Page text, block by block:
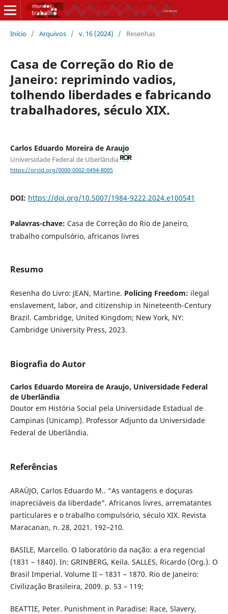
Início / Arquivos / v. 16 (2024) / Resenhas
Casa de Correção do Rio de
Janeiro: reprimindo vadios,
tolhendo liberdades e fabricando
trabalhadores, século XIX.
Carlos Eduardo Moreira de Araujo
Universidade Federal de Uberlândia
https://orcid.org/0000-0002-0494-8005
DOI: https://doi.org/10.5007/1984-9222.2024.e100541
Palavras-chave: Casa de Correção do Rio de Janeiro,
trabalho compulsório, africanos livres
Resumo
Resenha do Livro: JEAN, Martine. Policing Freedom: ilegal
enslavement, labor, and citizenship in Nineteenth-Century
Brazil. Cambridge, United Kingdom; New York, NY:
Cambridge University Press, 2023.
Biografia do Autor
Carlos Eduardo Moreira de Araujo, Universidade Federal
de Uberlândia
Doutor em História Social pela Universidade Estadual de
Campinas (Unicamp). Professor Adjunto da Universidade
Federal de Uberlândia.
Referências
ARAÚJO, Carlos Eduardo M.. “As vantagens e doçuras
inapreciáveis da liberdade”. Africanos livres, arrematantes
particulares e o trabalho compulsório, século XIX. Revista
Maracanan, n. 28, 2021. 192–210.
BASILE, Marcello. O laboratório da nação: a era regencial
(1831 – 1840). In: GRINBERG, Keila. SALLES, Ricardo (Org.). O
Brasil Imperial. Volume II – 1831 – 1870. Rio de Janeiro:
Civilização Brasileira, 2009. p. 53 – 119;
BEATTIE, Peter. Punishment in Paradise: Race, Slavery,